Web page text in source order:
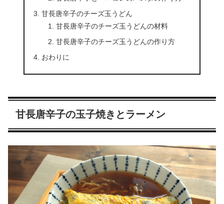
甘長唐辛子のチーズ玉うどん
甘長唐辛子のチーズ玉うどんの材料
甘長唐辛子のチーズ玉うどんの作り方
おわりに
甘長唐辛子の玉子焼きとラーメン